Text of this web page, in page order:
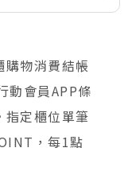
購物消費結帳
動會員APP條
指定櫃位單筆
，每1點